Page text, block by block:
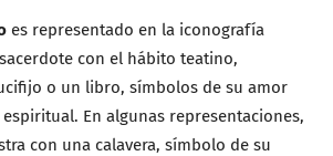
es representado en la iconografía
con el hábito teatino,
o un libro, símbolos de su amor
En algunas representaciones,
con una calavera, símbolo de su